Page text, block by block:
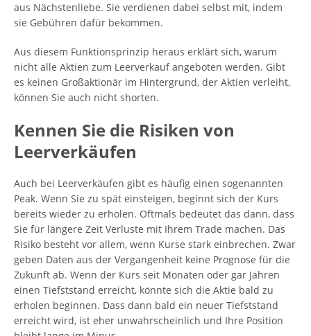
aus Nächstenliebe. Sie verdienen dabei selbst mit, indem
sie Gebühren dafür bekommen.
Aus diesem Funktionsprinzip heraus erklärt sich, warum
nicht alle Aktien zum Leerverkauf angeboten werden. Gibt
es keinen Großaktionär im Hintergrund, der Aktien verleiht,
können Sie auch nicht shorten.
Kennen Sie die Risiken von
Leerverkäufen
Auch bei Leerverkäufen gibt es häufig einen sogenannten
Peak. Wenn Sie zu spät einsteigen, beginnt sich der Kurs
bereits wieder zu erholen. Oftmals bedeutet das dann, dass
Sie für längere Zeit Verluste mit Ihrem Trade machen. Das
Risiko besteht vor allem, wenn Kurse stark einbrechen. Zwar
geben Daten aus der Vergangenheit keine Prognose für die
Zukunft ab. Wenn der Kurs seit Monaten oder gar Jahren
einen Tiefststand erreicht, könnte sich die Aktie bald zu
erholen beginnen. Dass dann bald ein neuer Tiefststand
erreicht wird, ist eher unwahrscheinlich und Ihre Position